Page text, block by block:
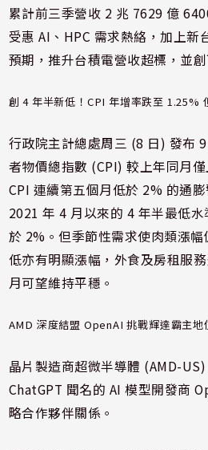
累計前三季營收 2 兆 7629 億
受惠 AI、HPC 需求熱絡，加上新
預期，推升台積電營收超標，並創
創 4 年半新低！CPI 年增率跌至 1.25%
行政院主計總處周三 (8 日) 發布
者物價總指數 (CPI) 較上年同月
CPI 連續第五個月低於 2% 的通
2021 年 4 月以來的 4 年半最低
於 2%。但季節性需求使肉類漲
低亦有明顯漲幅，外食及房租服
月可望維持平穩。
AMD 深度結盟 OpenAI 挑戰輝達霸主地
晶片製造商超微半導體 (AMD-US
ChatGPT 聞名的 AI 模型開發商
略合作夥伴關係。